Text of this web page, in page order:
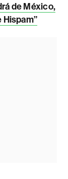
de México,
Hispam”